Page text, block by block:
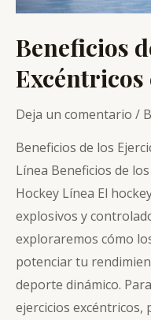
Beneficios
Excéntricos
Deja un comentario /
Beneficios de los
Línea Beneficios de
Hockey Línea El
explosivos y
exploraremos cómo
potenciar tu
deporte dinámico.
ejercicios